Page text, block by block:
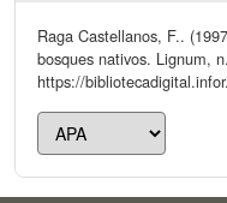
Raga Castellanos, F..
bosques nativos. Lignum,
https://